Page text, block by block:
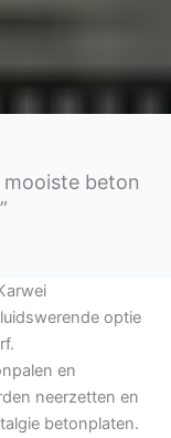
mooiste beton
optie
en
neerzetten en
betonplaten.